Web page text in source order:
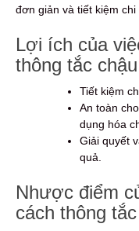
đơn giản và tiết kiệm chi
Lợi ích của
thông tắc
Tiết kiệm
An toàn
dụng hóa
Giải quyết
quả.
Nhược điểm
cách thông